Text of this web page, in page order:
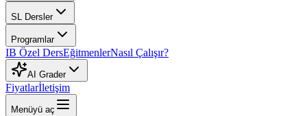
SL Dersler
Programlar
IB Özel DersEğitmenlerNasıl Çalışır?
AI Grader
Fiyatlarİletişim
Menüyü aç